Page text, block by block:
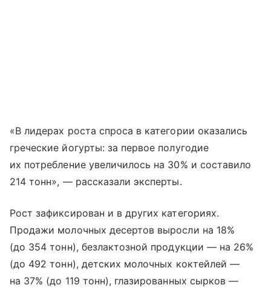
«В лидерах роста спроса в категории оказались
греческие йогурты: за первое полугодие
их потребление увеличилось на 30% и составило
214 тонн», — рассказали эксперты.
Рост зафиксирован и в других категориях.
Продажи молочных десертов выросли на 18%
(до 354 тонн), безлактозной продукции — на 26%
(до 492 тонн), детских молочных коктейлей —
на 37% (до 119 тонн), глазированных сырков —